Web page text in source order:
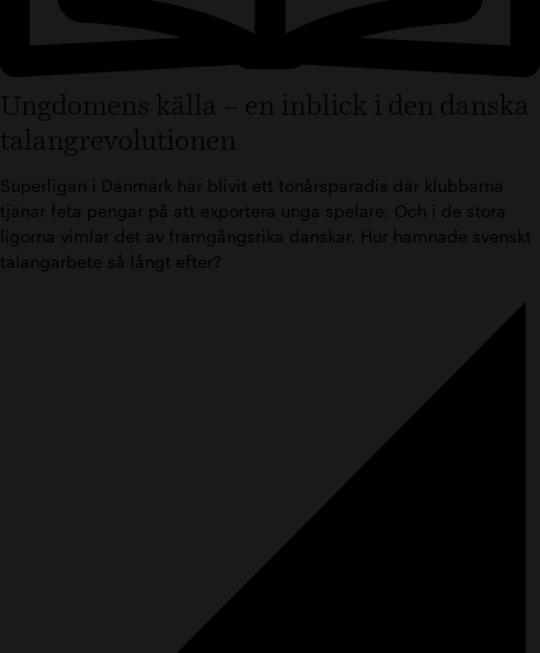
Ungdomens källa – en inblick i den danska
talangrevolutionen
Superligan i Danmark har blivit ett tonårsparadis där klubbarna
tjänar feta pengar på att exportera unga spelare. Och i de stora
ligorna vimlar det av framgångsrika danskar. Hur hamnade svenskt
talangarbete så långt efter?